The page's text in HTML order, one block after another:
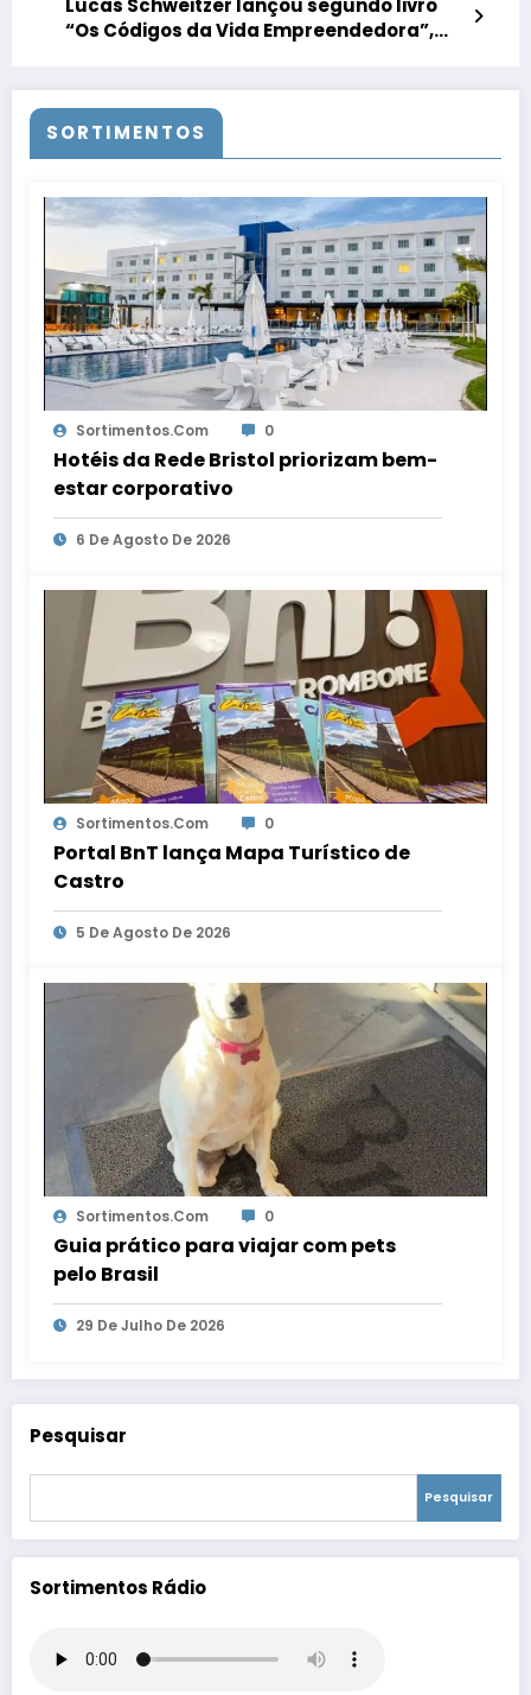
Lucas Schweitzer lançou segundo livro
“Os Códigos da Vida Empreendedora”,
SORTIMENTOS
Sortimentos.com 0
Hotéis da Rede Bristol priorizam bem-
estar corporativo
6 De Agosto De 2026
Sortimentos.com 0
Portal BnT lança Mapa Turístico de
Castro
5 De Agosto De 2026
Sortimentos.com 0
Guia prático para viajar com pets
pelo Brasil
29 De Julho De 2026
Pesquisar
Pesquisar
Sortimentos Rádio